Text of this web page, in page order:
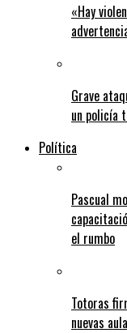
«Hay
Grave
un policía
Política
Pascual
el rumbo
Totoras
nuevas